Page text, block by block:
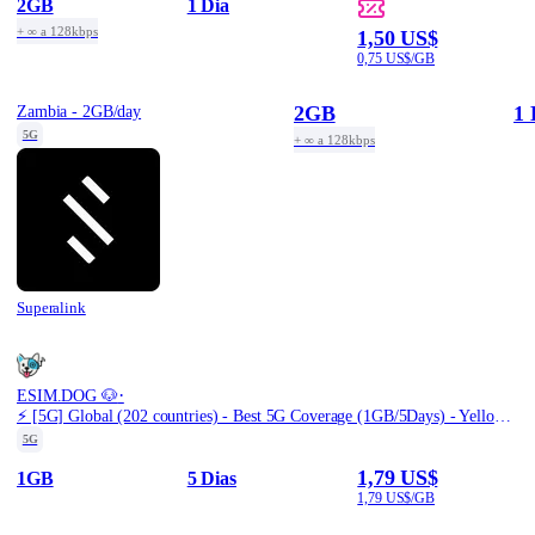
2GB
+ ∞ a 128kbps
1 Dia
1,50 US$
0,75 US$/GB
Zambia - 2GB/day
5G
Superalink
2GB
+ ∞ a 128kbps
1
ESIM.DOG 🐶·
⚡️ [5G] Global (202 countries) - Best 5G Coverage (1GB/5Days) - Yellow route
5G
1GB 5 Dias 1,79 US$
1,79 US$/GB